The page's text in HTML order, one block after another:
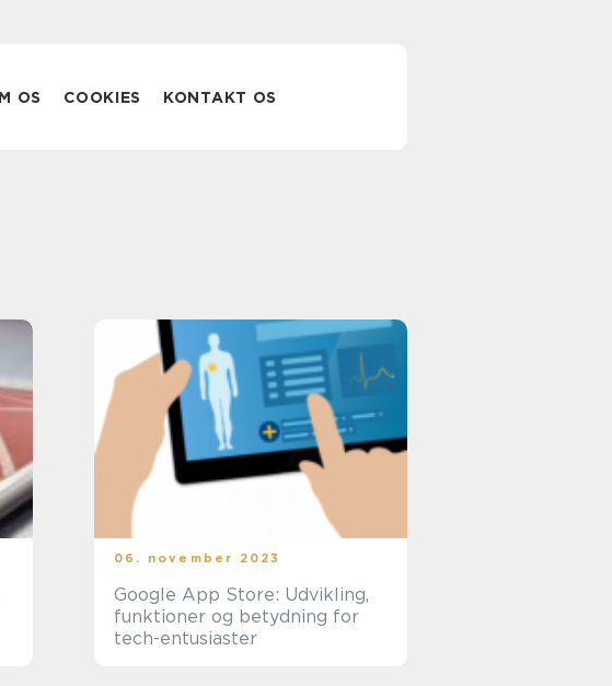
OS COOKIES KONTAKT OS
06. november 2023
Google App Store: Udvikling,
funktioner og betydning for
tech-entusiaster